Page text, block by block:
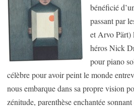
bénéficié
passant par
et Arvo Pärt)
héros Nick
pour piano
célèbre pour avoir peint le monde
nous embarque dans sa propre vision
zénitude, parenthèse enchantée